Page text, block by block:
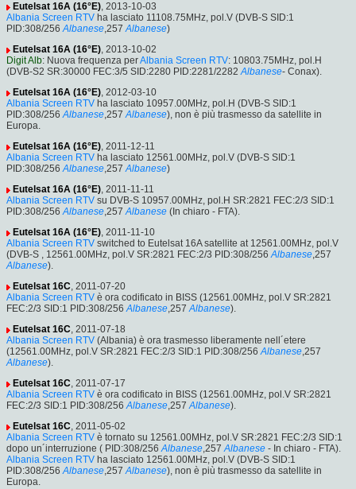
Eutelsat 16A (16°E), 2013-10-03
Albania Screen RTV ha lasciato 11108.75MHz, pol.V (DVB-S SID:1
PID:308/256 Albanese,257 Albanese)
Eutelsat 16A (16°E), 2013-10-02
Digit Alb: Nuova frequenza perAlbania Screen RTV: 10803.75MHz, pol.H
(DVB-S2 SR:30000 FEC:3/5 SID:2280 PID:2281/2282 Albanese- Conax).
Eutelsat 16A (16°E), 2012-03-10
Albania Screen RTV ha lasciato 10957.00MHz, pol.H (DVB-S SID:1
PID:308/256 Albanese,257 Albanese), non è più trasmesso da satellite in
Europa.
Eutelsat 16A (16°E), 2011-12-11
Albania Screen RTV ha lasciato 12561.00MHz, pol.V (DVB-S SID:1
PID:308/256 Albanese,257 Albanese)
Eutelsat 16A (16°E), 2011-11-11
Albania Screen RTV su DVB-S 10957.00MHz, pol.H SR:2821 FEC:2/3 SID:1
PID:308/256 Albanese,257 Albanese (In chiaro - FTA).
Eutelsat 16A (16°E), 2011-11-10
Albania Screen RTV switched to Eutelsat 16A satellite at 12561.00MHz, pol.V
(DVB-S , 12561.00MHz, pol.V SR:2821 FEC:2/3 PID:308/256 Albanese,257
Albanese).
Eutelsat 16C, 2011-07-20
Albania Screen RTV è ora codificato in BISS (12561.00MHz, pol.V SR:2821
FEC:2/3 SID:1 PID:308/256 Albanese,257 Albanese).
Eutelsat 16C, 2011-07-18
Albania Screen RTV (Albania) è ora trasmesso liberamente nell´etere
(12561.00MHz, pol.V SR:2821 FEC:2/3 SID:1 PID:308/256 Albanese,257
Albanese).
Eutelsat 16C, 2011-07-17
Albania Screen RTV è ora codificato in BISS (12561.00MHz, pol.V SR:2821
FEC:2/3 SID:1 PID:308/256 Albanese,257 Albanese).
Eutelsat 16C, 2011-05-02
Albania Screen RTV è tornato su 12561.00MHz, pol.V SR:2821 FEC:2/3 SID:1
dopo un´interruzione ( PID:308/256 Albanese,257 Albanese - In chiaro - FTA).
Albania Screen RTV ha lasciato 12561.00MHz, pol.V (DVB-S SID:1
PID:308/256 Albanese,257 Albanese), non è più trasmesso da satellite in
Europa.